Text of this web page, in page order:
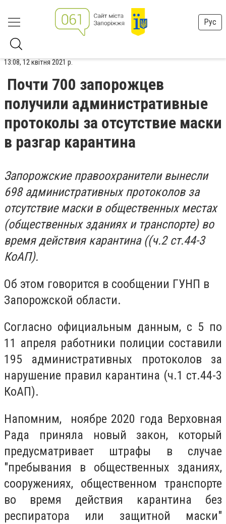
Рус
13:08, 12 квітня 2021 р.
Почти 700 запорожцев
получили административные
протоколы за отсутствие маски
в разгар карантина
Запорожские правоохранители вынесли
698 административных протоколов за
отсутствие маски в общественных местах
(общественных зданиях и транспорте) во
время действия карантина ((ч.2 ст.44-3
КоАП).
Об этом говорится в сообщении ГУНП в
Запорожской области.
Согласно официальным данным, с 5 по
11 апреля работники полиции составили
195 административных протоколов за
нарушение правил карантина (ч.1 ст.44-3
КоАП).
Напомним, ноябре 2020 года Верховная
Рада приняла новый закон, который
предусматривает штрафы в случае
"пребывания в общественных зданиях,
сооружениях, общественном транспорте
во время действия карантина без
респиратора или защитной маски"